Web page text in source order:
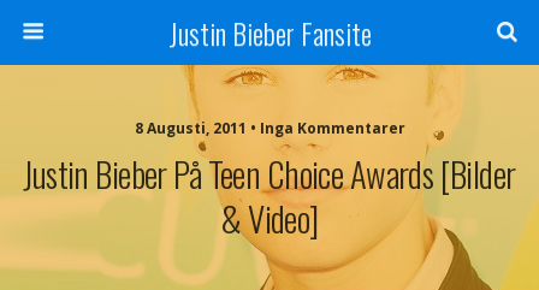
Justin Bieber Fansite
8 Augusti, 2011 • Inga Kommentarer
Justin Bieber På Teen Choice Awards [bilder
& Video]